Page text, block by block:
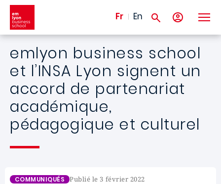
Aller au contenu principal
Fr En
emlyon business school
et l’INSA Lyon signent un
accord de partenariat
académique,
pédagogique et culturel
COMMUNIQUÉS Publié le 3 février 2022